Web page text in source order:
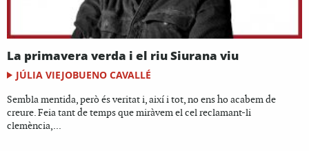
La primavera verda i el riu Siurana viu
JÚLIA VIEJOBUENO CAVALLÉ
Sembla mentida, però és veritat i, així i tot, no ens ho acabem de
creure. Feia tant de temps que miràvem el cel reclamant-li
clemència,...